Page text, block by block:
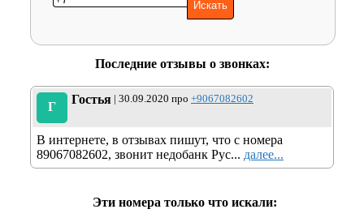
Последние отзывы о звонках:
Г
Гостья | 30.09.2020 про +9067082602
В интернете, в отзывах пишут, что с номера
89067082602, звонит недобанк Рус... далее...
Эти номера только что искали: